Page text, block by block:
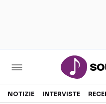
Sezioni
NOTIZIE INTERVISTE